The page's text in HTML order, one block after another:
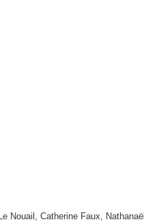
Nouail, Catherine Faux, Nathanaël